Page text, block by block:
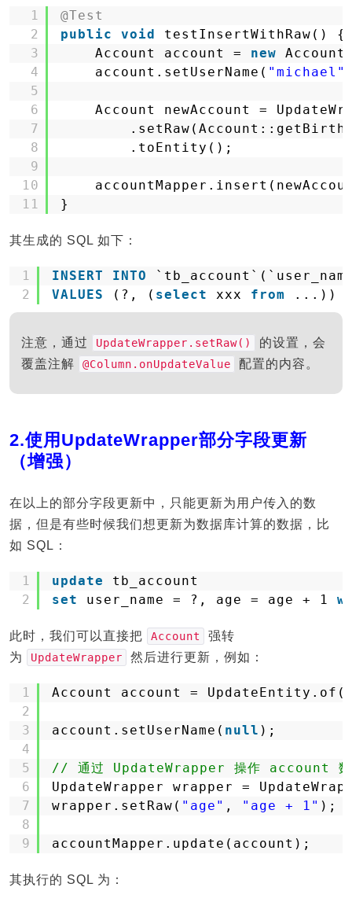
1
2
3
4
5
6
7
8
9
10
11
@Test
public
void
testInsertWithRaw() {
Account account = new
account.setUserName( "michael"
Account newAccount =
.toEntity();
}
其生成的 SQL 如下：
1
2
INSERT INTO
VALUES
(?, ( select xxx from ...))
注意，通过 UpdateWrapper.setRaw()
的设置，会
覆盖注解
@Column.onUpdateValue 配置的内容。
2.使用UpdateWrapper部分字段更新
（增强）
在以上的部分字段更新中，只能更新为用户传入的数
据，但是有些时候我们想更新为数据库计算的数据，比
如 SQL：
1
2
update
tb_account
set
user_name = ?, age = age + 1
此时，我们可以直接把 Account
强转
为
UpdateWrapper 然后进行更新，例如：
1
2
3
4
5
6
7
8
9
Account account =
account.setUserName( null );
// 通过 UpdateWrapper 操作 account 数
UpdateWrapper wrapper =
wrapper.setRaw( "age" , "age + 1" );
accountMapper.update(account);
其执行的 SQL 为：